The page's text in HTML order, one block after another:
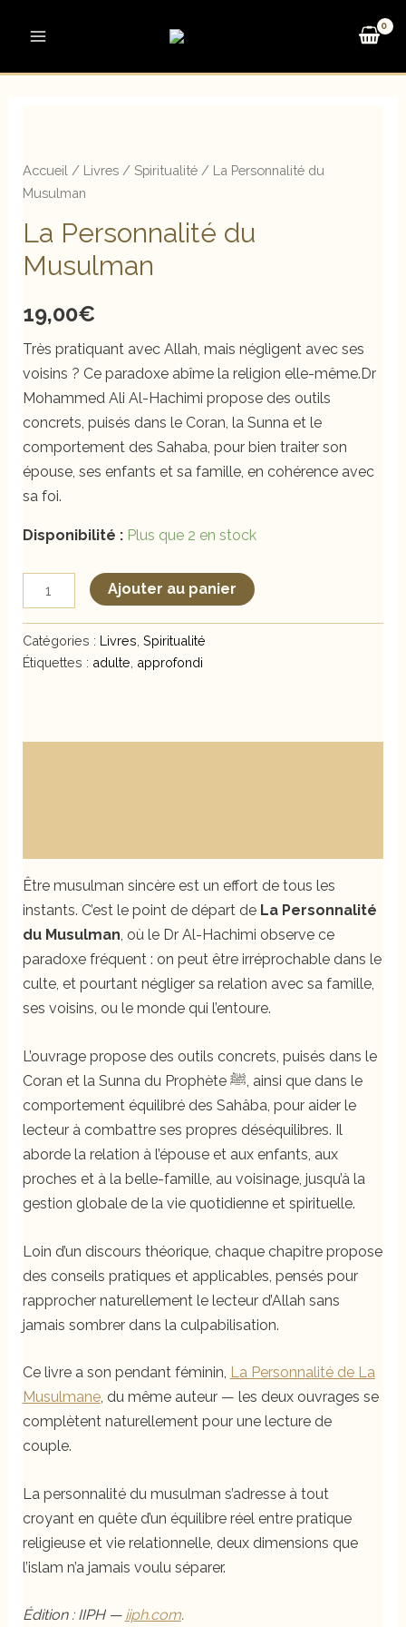
Accueil / Livres/ Spiritualité/ La Personnalité du
Musulman
La Personnalité du
Musulman
19,00€
Très pratiquant avec Allah, mais négligent avec ses
voisins ? Ce paradoxe abîme la religion elle-même.Dr
Mohammed Ali Al-Hachimi propose des outils
concrets, puisés dans le Coran, la Sunna et le
comportement des Sahaba, pour bien traiter son
épouse, ses enfants et sa famille, en cohérence avec
sa foi.
Disponibilité : Plus que 2 en stock
quantité
de
La
Personnalité
Ajouter au panier
Catégories : Livres Spiritualité
Étiquettes : adulte approfondi
Être musulman sincère est un effort de tous les
instants. C’est le point de départ de La Personnalité
du Musulman, où le Dr Al-Hachimi observe ce
paradoxe fréquent : on peut être irréprochable dans le
culte, et pourtant négliger sa relation avec sa famille,
ses voisins, ou le monde qui l’entoure.
L’ouvrage propose des outils concrets, puisés dans le
Coran et la Sunna du Prophète ﷺ, ainsi que dans le
comportement équilibré des Sahâba, pour aider le
lecteur à combattre ses propres déséquilibres. Il
aborde la relation à l’épouse et aux enfants, aux
proches et à la belle-famille, au voisinage, jusqu’à la
gestion globale de la vie quotidienne et spirituelle.
Loin d’un discours théorique, chaque chapitre propose
des conseils pratiques et applicables, pensés pour
rapprocher naturellement le lecteur d’Allah sans
jamais sombrer dans la culpabilisation.
Ce livre a son pendant féminin, La Personnalité de La
Musulmane, du même auteur — les deux ouvrages se
complètent naturellement pour une lecture de
couple.
La personnalité du musulman s’adresse à tout
croyant en quête d’un équilibre réel entre pratique
religieuse et vie relationnelle, deux dimensions que
l’islam n’a jamais voulu séparer.
Édition : IIPH — iiph.com.